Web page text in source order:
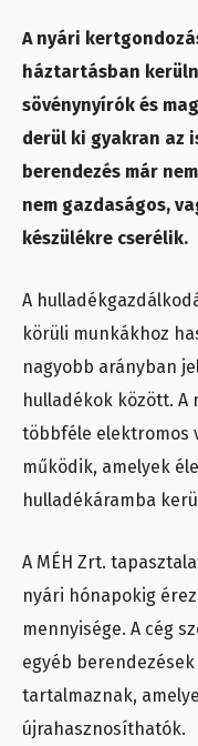
A nyári
háztartásban
sövénynyírók és
derül ki gyakran az
berendezés már
nem gazdaságos,
készülékre cserélik.
A
körüli munkákhoz
nagyobb arányban
hulladékok között.
többféle elektromos
működik, amelyek
hulladékáramba
A MÉH Zrt.
nyári hónapokig
mennyisége. A cég
egyéb
tartalmaznak,
újrahasznosíthatók.